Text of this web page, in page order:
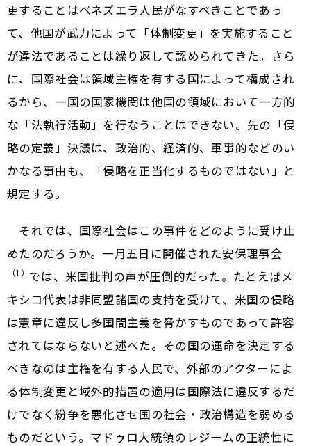
更することはベネズエラ人民がなすべきことであっ
て、他国が武力によって「体制変更」を実施すること
が違法であることは繰り返して認められてきた。さら
に、国際社会は領域主権を有する国によって構成され
るから、一国の国家機関は他国の領域において一方的
な「法執行活動」を行なうことはできない。先の「侵
略の定義」決議は、政治的、経済的、軍事的などのい
かなる事由も、「侵略を正当化するものではない」と
規定する。
それでは、国際社会はこの事件をどのように受け止
めたのだろうか。一月五日に開催された安保理事会
（1） では、米国批判の声が圧倒的だった。たとえばメ
キシコ代表は非同盟諸国の支持を受けて、米国の侵略
は憲章に違反し多国間主義を脅かすものであって許容
されてはならないと述べた。その国の運命を決定する
べきなのは主権を有する人民で、外部のアクターによ
る体制変更と域外的措置の適用は国際法に違反するだ
けでなく紛争を悪化させ国の社会・政治構造を弱める
ものだという。マドゥロ大統領のレジームの正統性に